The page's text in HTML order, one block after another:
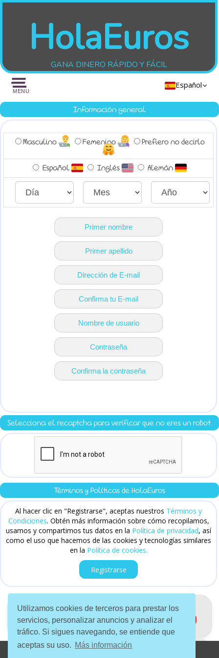
Utilizamos cookies de terceros para prestar los
servicios, personalizar anuncios y analizar el
tráfico. Si sigues navegando, se entiende que
aceptas su uso. Más información
HolaEuros
GANA DINERO RÁPIDO Y FÁCIL
MENU
Español
English
Información general
Masculino Femenino Prefiero no decirlo
Español Inglés Alemán
Selecciona el recaptcha para verificar que no eres un robot.
Términos y Políticas de HolaEuros
Al hacer clic en "Registrarse", aceptas nuestros Términos y
Condiciones. Obtén más información sobre cómo recopilamos,
usamos y compartimos tus datos en la Política de privacidad, así
como el uso que hacemos de las cookies y tecnologías similares
en la Política de cookies.